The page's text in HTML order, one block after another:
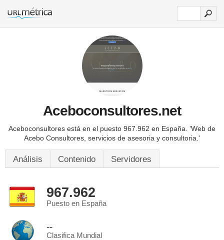
Aceboconsultores.net
Aceboconsultores está en el puesto 967.962 en España. 'Web de
Acebo Consultores, servicios de asesoria y consultoria.'
Análisis Contenido Servidores
967.962
Puesto en España
--
Clasifica Mundial